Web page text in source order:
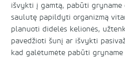
išvykti į gamtą, pabūti gryname
saulutę papildyti organizmą
planuoti didelės kelionės,
pavedžioti šunį ar išvykti
kad galėtumėte pabūti gryname